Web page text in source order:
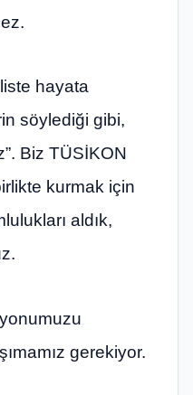
hayata
söylediği gibi,
Biz TÜSİKON
kurmak için
aldık,
gerekiyor.